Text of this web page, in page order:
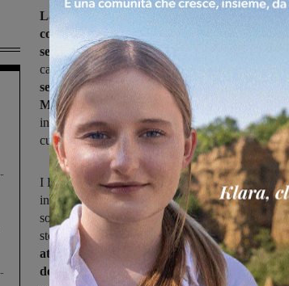
La guardia di finanza della compagnia di
coordinata dalla Procuradella Repubblica di
sequestrato 4630 prodotti cosmetici dannosi
capannoni di Reggio Emilia e Roma.
sequestro, avvenuto in un negozio del centro
Montevarchi,
di alcune confezioni di preparati
inestetismi della cute, contenenti il composto
cui è vietato l’impiego all’interno dell’Unione
I Finanzieri hanno seguito le tracce della filiera
individuato la
società che ha venduto gli articoli illeciti ed i
stoccaggio.
La vendita avveniva anche
attraverso negozi virtuali di facile accesso.
dell’intervento sono stati sequestrati 4630